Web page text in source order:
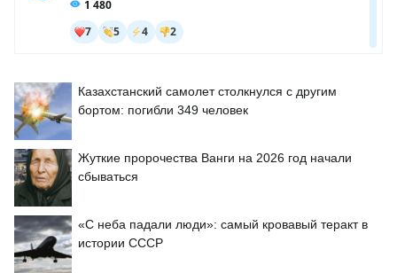
Казахстанский самолет столкнулся с другим
бортом: погибли 349 человек
Жуткие пророчества Ванги на 2026 год начали
сбываться
«С неба падали люди»: самый кровавый теракт в
истории СССР